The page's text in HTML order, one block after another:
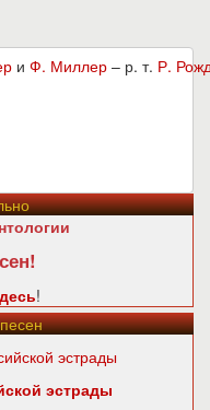
и Ф. Миллер – р. т. Р.
!
эстрады